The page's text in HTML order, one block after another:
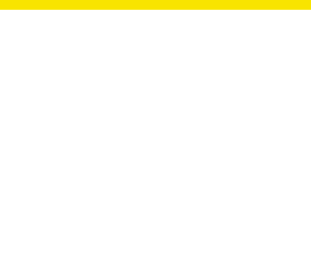
дефицита танкеров ледового класса и риска